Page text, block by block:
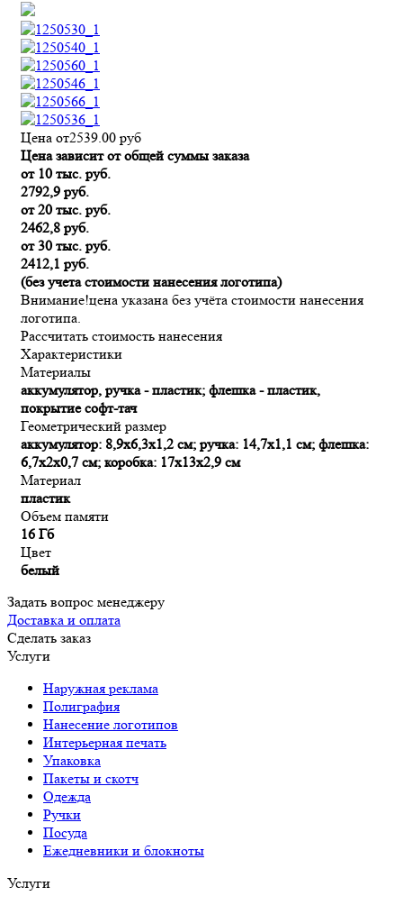
Цена от2539.00 руб
Цена зависит от общей суммы заказа
от 10 тыс. руб.
2792,9 руб.
от 20 тыс. руб.
2462,8 руб.
от 30 тыс. руб.
2412,1 руб.
(без учета стоимости нанесения логотипа)
Внимание!цена указана без учёта стоимости нанесения
логотипа.
Рассчитать стоимость нанесения
Характеристики
Материалы
аккумулятор, ручка - пластик; флешка - пластик,
покрытие софт-тач
Геометрический размер
аккумулятор: 8,9x6,3x1,2 см; ручка: 14,7х1,1 см; флешка:
6,7х2х0,7 см; коробка: 17х13х2,9 см
Материал
пластик
Объем памяти
16 Гб
Цвет
белый
Задать вопрос менеджеру
Доставка и оплата
Сделать заказ
Услуги
Наружная реклама
Полиграфия
Нанесение логотипов
Интерьерная печать
Упаковка
Пакеты и скотч
Одежда
Ручки
Посуда
Ежедневники и блокноты
Услуги